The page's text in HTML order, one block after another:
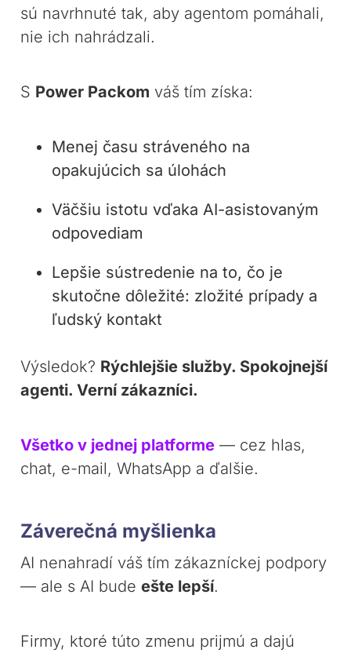
sú navrhnuté tak, aby agentom pomáhali,
nie ich nahrádzali.
S Power Packom váš tím získa:
Menej času stráveného na
opakujúcich sa úlohách
Väčšiu istotu vďaka AI-asistovaným
odpovediam
Lepšie sústredenie na to, čo je
skutočne dôležité: zložité prípady a
ľudský kontakt
Výsledok? Rýchlejšie služby. Spokojnejší
agenti. Verní zákazníci.
Všetko v jednej platforme — cez hlas,
chat, e-mail, WhatsApp a ďalšie.
Záverečná myšlienka
AI nenahradí váš tím zákazníckej podpory
— ale s AI budeešte lepší.
Firmy, ktoré túto zmenu prijmú a dajú